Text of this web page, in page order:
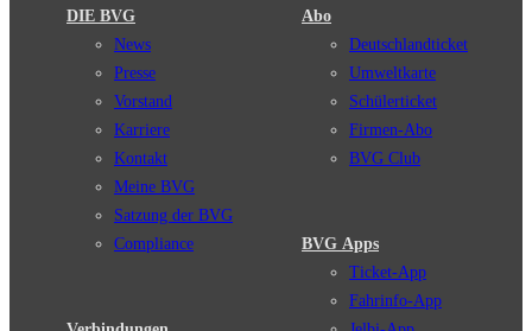
DIE BVG
News
Presse
Vorstand
Karriere
Kontakt
Meine BVG
Satzung der BVG
Compliance
Abo
Deutschlandticket
Umweltkarte
Schülerticket
Firmen-Abo
BVG Club
BVG Apps
Ticket-App
Fahrinfo-App